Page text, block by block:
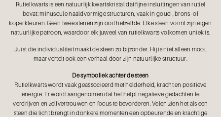
Rutielkwarts is een natuurlijk kwartskristal dat fijne insluitingen van rutiel
bevat: minuscule naaldvormige structuren, vaak in goud-, brons- of
koperkleuren. Geen twee stenen zijn ooit hetzelfde. Elke steen vormt zijn eigen
natuurlijke patroon, waardoor elk juweel van rutielkwarts volkomen uniek is.
Juist die individualiteit maakt de steen zo bijzonder. Hij is niet alleen mooi,
maar vertelt ook een verhaal door zijn natuurlijke structuur.
De symboliek achter de steen
Rutielkwarts wordt vaak geassocieerd met helderheid, kracht en positieve
energie. Er wordt aangenomen dat het helpt negatieve gedachten te
verdrijven en zelfvertrouwen en focus te bevorderen. Velen zien het als een
steen die licht brengt in donkere momenten een opbeurende en krachtige